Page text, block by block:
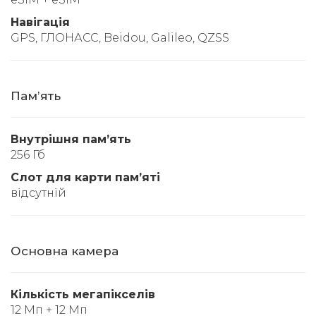
Навігація
GPS, ГЛОНАСС, Beidou, Galileo, QZSS
Памʼять
Внутрішня памʼять
256 Гб
Слот для карти памʼяті
відсутній
Основна камера
Кількість мегапікселів
12 Мп + 12 Мп